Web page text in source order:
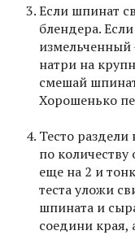
Если шпинат
блендера.
измельченный
натри на
смешай
Хорошенько
Тесто
по
еще на 2 и
теста уложи
шпината и
соедини